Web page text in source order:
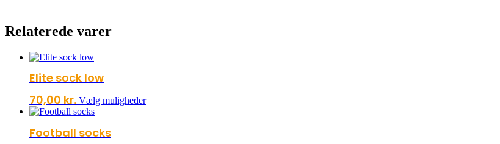
Relaterede varer
Elite sock low
70,00 kr. Vælg mulighederDette
Football socks